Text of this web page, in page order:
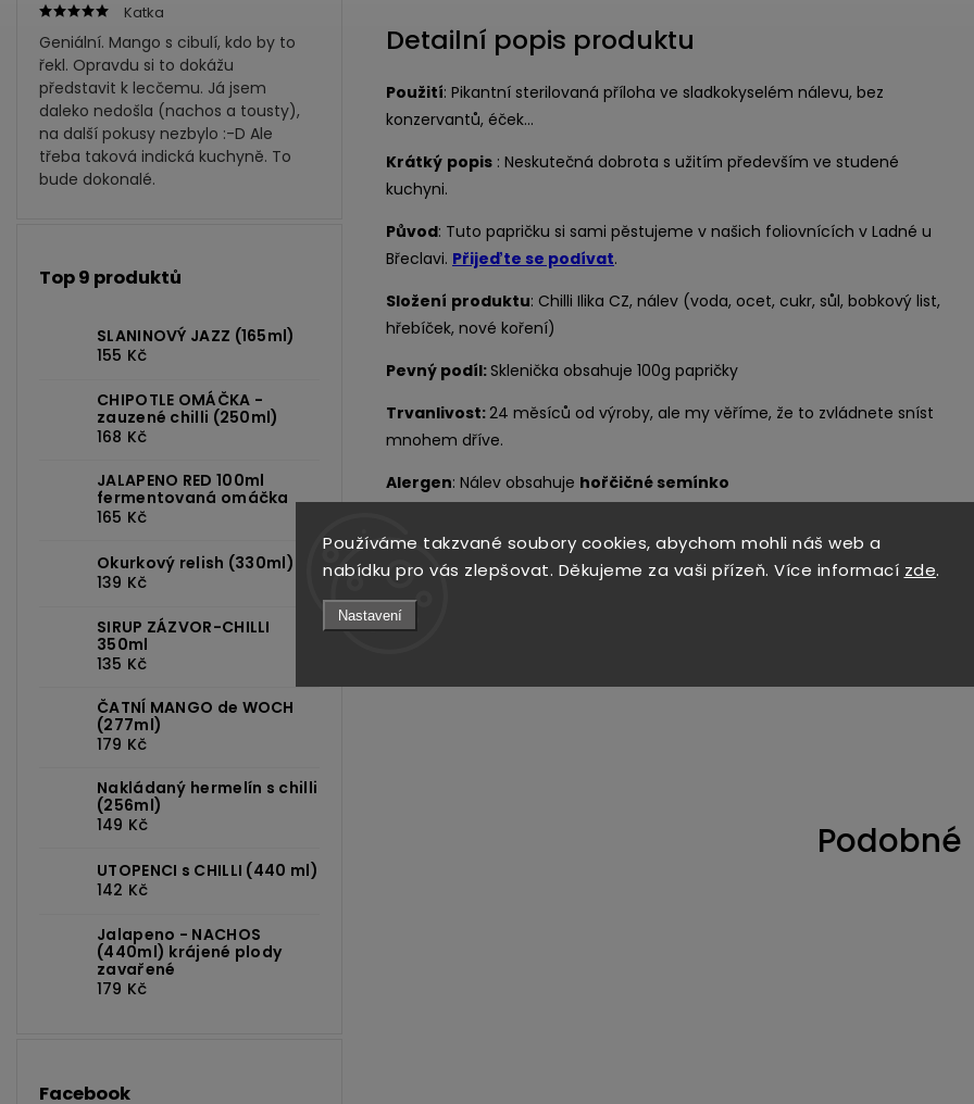
Používáme takzvané soubory cookies, abychom mohli náš web a
nabídku pro vás zlepšovat. Děkujeme za vaši přízeň. Více informací zde.
Nastavení
Katka
Geniální. Mango s cibulí, kdo by to
řekl. Opravdu si to dokážu
představit k lecčemu. Já jsem
daleko nedošla (nachos a tousty),
na další pokusy nezbylo :-D Ale
třeba taková indická kuchyně. To
bude dokonalé.
Top 9 produktů
SLANINOVÝ JAZZ (165ml)
155 Kč
CHIPOTLE OMÁČKA -
zauzené chilli (250ml)
168 Kč
JALAPENO RED 100ml
fermentovaná omáčka
165 Kč
Okurkový relish (330ml)
139 Kč
SIRUP ZÁZVOR-CHILLI
350ml
135 Kč
ČATNÍ MANGO de WOCH
(277ml)
179 Kč
Nakládaný hermelín s chilli
(256ml)
149 Kč
UTOPENCI s CHILLI (440 ml)
142 Kč
Jalapeno - NACHOS
(440ml) krájené plody
zavařené
179 Kč
Facebook
Detailní popis produktu
Použití: Pikantní sterilovaná příloha ve sladkokyselém nálevu, bez
konzervantů, éček...
Krátký popis : Neskutečná dobrota s užitím především ve studené
kuchyni.
Původ: Tuto papričku si sami pěstujeme v našich foliovnících v Ladné u
Břeclavi. Přijeďte se podívat.
Složení produktu: Chilli Ilika CZ, nálev (voda, ocet, cukr, sůl, bobkový list,
hřebíček, nové koření)
Pevný podíl:Sklenička obsahuje 100g papričky
Trvanlivost:24 měsíců od výroby, ale my věříme, že to zvládnete sníst
mnohem dříve.
Alergen: Nálev obsahuje hořčičné semínko
dobře svoje možnosti! :-)
Poslední dobrá rada:
Podobné